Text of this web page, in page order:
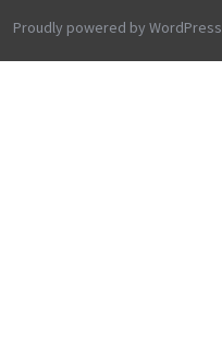
Proudly powered by WordPress